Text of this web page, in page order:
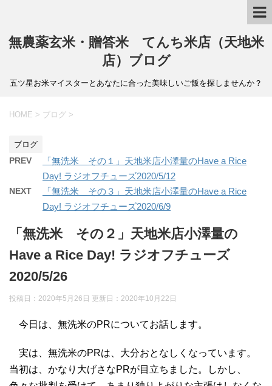
無農薬玄米・贈答米 てんち米店（天地米
店）ブログ
五ツ星お米マイスターとあなたに合った美味しいご飯を探しませんか？
HOME > ブログ >
ブログ
PREV
「無洗米 その１」天地米店小澤量のHave a Rice
Day! ラジオフチューズ2020/5/12
NEXT
「無洗米 その３」天地米店小澤量のHave a Rice
Day! ラジオフチューズ2020/6/9
「無洗米 その２」天地米店小澤量の
Have a Rice Day! ラジオフチューズ
2020/5/26
投稿日：2020年5月26日 更新日： 2020年10月22日
今日は、無洗米のPRについてお話します。
実は、無洗米のPRは、大分おとなしくなっています。
当初は、かなり大げさなPRが目立ちました。しかし、